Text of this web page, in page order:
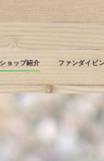
ショップ紹介 ファンダイビ